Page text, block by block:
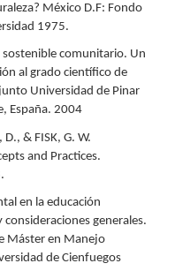
México D.F: Fondo
1975.
sostenible comunitario. Un
al grado científico de
Universidad de Pinar
España. 2004
D., & FISK, G. W.
and Practices.
en la educación
generales.
Máster en Manejo
de Cienfuegos